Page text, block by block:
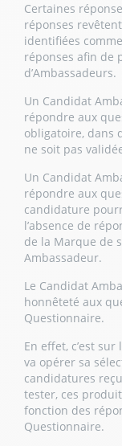
Certaines
réponses
identifiées
réponses afin de
d’Ambassadeurs.
Un Candidat
répondre aux
obligatoire, dans
ne soit pas
Un Candidat
répondre aux
candidature
l’absence de
de la Marque de
Ambassadeur.
Le Candidat
honnêteté aux
Questionnaire.
En effet, c’est
va opérer sa
candidatures
tester, ces
fonction des
Questionnaire.